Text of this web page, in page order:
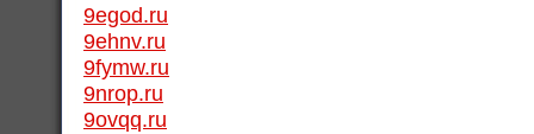
9egod.ru
9ehnv.ru
9fymw.ru
9nrop.ru
9ovqq.ru